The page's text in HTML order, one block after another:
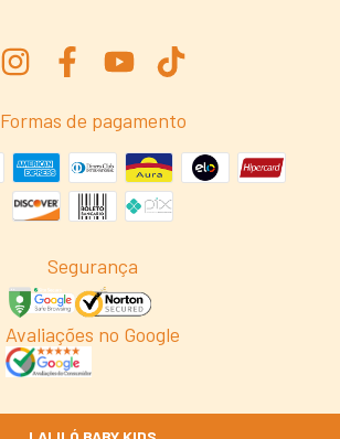
Formas de pagamento
Segurança
Avaliações no Google